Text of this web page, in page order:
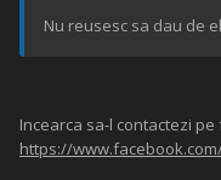
Nu reusesc sa dau de
Incearca sa-l contactezi
https://